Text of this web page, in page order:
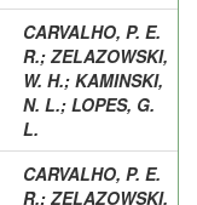
CARVALHO, P. E.
R.; ZELAZOWSKI,
W. H.; KAMINSKI,
N. L.; LOPES, G.
L.
CARVALHO, P. E.
R.; ZELAZOWSKI,